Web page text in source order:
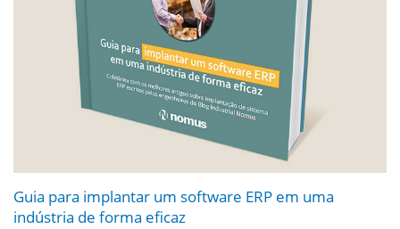
Guia para implantar um software ERP em uma
indústria de forma eficaz